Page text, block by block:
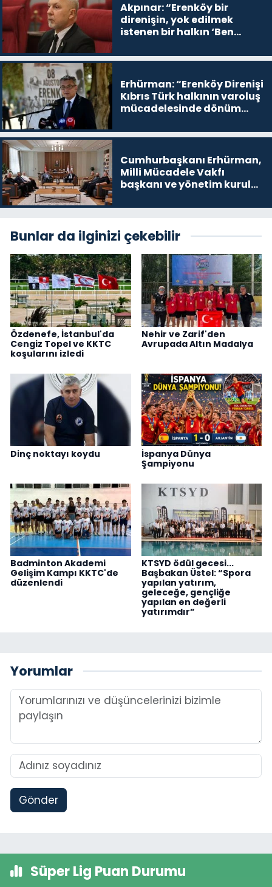
Akpınar: “Erenköy bir
direnişin, yok edilmek
istenen bir halkın ‘Ben
devam edeceğim’ dediği
Erhürman: “Erenköy Direnişi
Kıbrıs Türk halkının varoluş
mücadelesinde dönüm
Cumhurbaşkanı Erhürman,
Milli Mücadele Vakfı
başkanı ve yönetim kurulu
Bunlar da ilginizi çekebilir
Özdenefe, İstanbul'da
Cengiz Topel ve KKTC
koşularını izledi
Nehir ve Zarif'den
Avrupada Altın Madalya
Dinç noktayı koydu
İspanya Dünya
Şampiyonu
Badminton Akademi
Gelişim Kampı KKTC'de
düzenlendi
KTSYD ödül gecesi...
Başbakan Üstel: “Spora
yapılan yatırım,
geleceğe, gençliğe
yapılan en değerli
yatırımdır”
Yorumlar
Gönder
Süper Lig Puan Durumu